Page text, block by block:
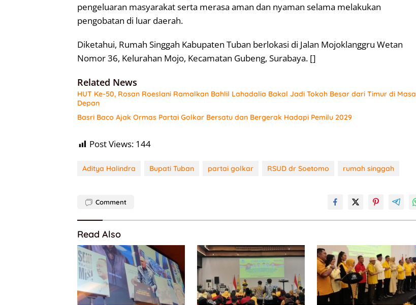
pengeluaran masyarakat serta merasa aman dan nyaman selama melakukan
pengobatan di luar daerah.
‎Diketahui, Rumah Singgah Kabupaten Tuban berlokasi di Jalan Mojoklanggru Wetan
Nomor 36, Kelurahan Mojo, Kecamatan Gubeng, Surabaya. []
Related News
HUT Ke-50, Rosan Roeslani Ramalkan Bahlil Lahadalia Bakal Jadi Tokoh Besar dari Timur di Masa
Depan
Basri Baco Ajak Ormas Partai Golkar Bersatu dan Bergerak Hadapi Pemilu 2029
Post Views: 144
Aditya Halindra Bupati Tuban partai golkar RSUD dr Soetomo rumah singgah
Comment
Read Also